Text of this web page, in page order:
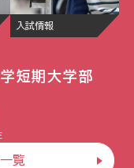
入試情報
短期大学部
覧